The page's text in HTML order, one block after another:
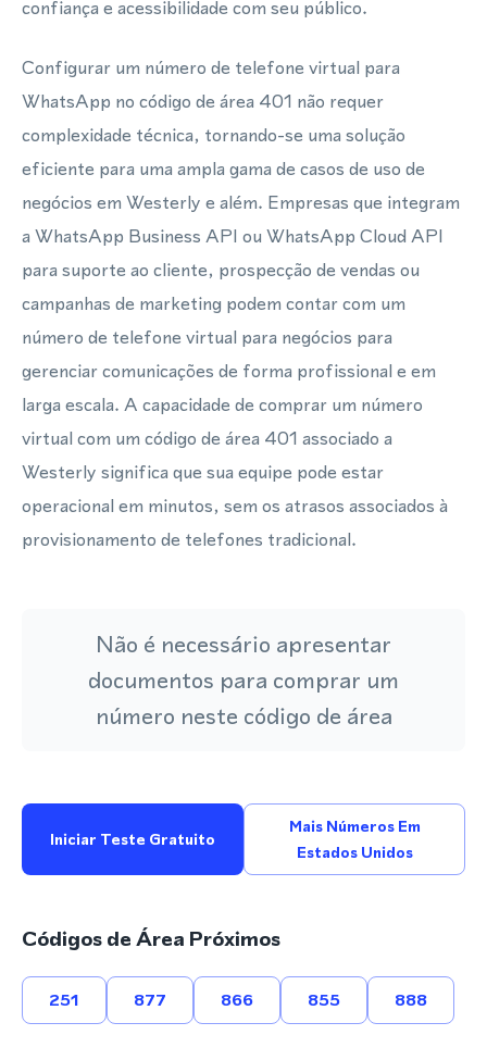
confiança e acessibilidade com seu público.
Configurar um número de telefone virtual para
WhatsApp no código de área 401 não requer
complexidade técnica, tornando-se uma solução
eficiente para uma ampla gama de casos de uso de
negócios em Westerly e além. Empresas que integram
a WhatsApp Business API ou WhatsApp Cloud API
para suporte ao cliente, prospecção de vendas ou
campanhas de marketing podem contar com um
número de telefone virtual para negócios para
gerenciar comunicações de forma profissional e em
larga escala. A capacidade de comprar um número
virtual com um código de área 401 associado a
Westerly significa que sua equipe pode estar
operacional em minutos, sem os atrasos associados à
provisionamento de telefones tradicional.
Não é necessário apresentar
documentos para comprar um
número neste código de área
Iniciar Teste Gratuito
Mais Números Em
Estados Unidos
Códigos de Área Próximos
251 877 866 855 888